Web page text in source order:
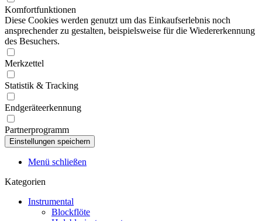
Komfortfunktionen
Diese Cookies werden genutzt um das Einkaufserlebnis noch
ansprechender zu gestalten, beispielsweise für die Wiedererkennung
des Besuchers.
Merkzettel
Statistik & Tracking
Endgeräteerkennung
Partnerprogramm
Menü schließen
Kategorien
Instrumental
Blockflöte